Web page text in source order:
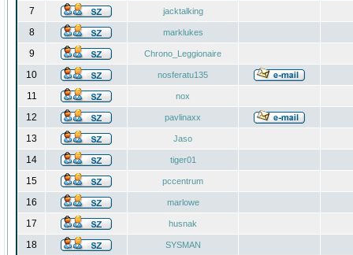
7 jacktalking
8 marklukes
9 Chrono_Leggionaire
10 nosferatu135
11 nox
12 pavlinaxx
13 Jaso
14 tiger01
15 pccentrum
16 marlowe
17 husnak
18 SYSMAN